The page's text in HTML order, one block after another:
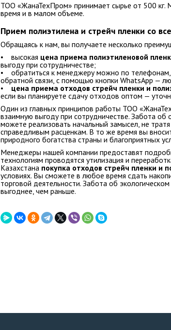
ТОО «ЖанаТехПром» принимает сырье от 500 кг.
время и в малом объеме.
Прием полиэтилена и стрейч пленки со
Обращаясь к нам, вы получаете несколько
• высокая цена приема полиэтиленовой
выгоду при сотрудничестве;
• обратиться к менеджеру можно по
обратной связи, с помощью кнопки WhatsApp —
• цена приема отходов стрейч пленки и
если вы планируете сдачу отходов оптом —
Один из главных принципов работы ТОО
взаимную выгоду при сотрудничестве. Забота
можете реализовать начальный замысел, не
справедливым расценкам. В то же время вы
природного богатства страны и благоприятных
Менеджеры нашей компании предоставят
технологиям проводятся утилизация и
Казахстана покупка отходов стрейч пленки и
условиях. Вы сможете в любое время сдать
торговой деятельности. Забота об
выгоднее, чем раньше.